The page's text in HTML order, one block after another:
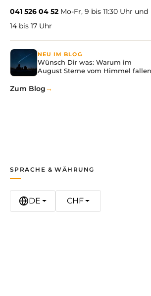
Radiästhesie wird seit
Erfahrungen in Bereichen wie
Spezifikationen
041 526 04 52 Mo-Fr, 9 bis 11:30 Uhr und
14 bis 17 Uhr
NEU IM BLOG
Wünsch Dir was: Warum im
August Sterne vom Himmel fallen
Zum Blog
SPRACHE & WÄHRUNG
DE CHF